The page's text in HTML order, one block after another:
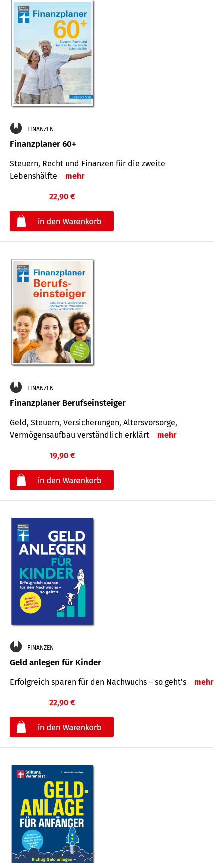
FINANZEN
Finanzplaner 60+
Steuern, Recht und Finanzen für die zweite
Lebenshälfte
mehr
22,90 €
FINANZEN
Finanzplaner Berufseinsteiger
Geld, Steuern, Versicherungen, Altersvorsorge,
Vermögensaufbau verständlich erklärt
mehr
19,90 €
FINANZEN
Geld anlegen für Kinder
Erfolgreich sparen für den Nachwuchs – so geht's mehr
22,90 €